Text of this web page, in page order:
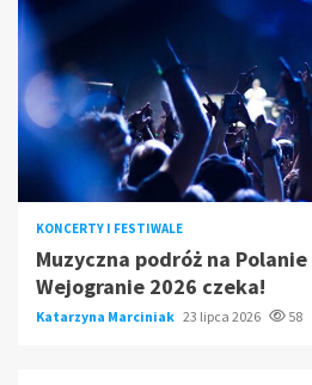
KONCERTY I FESTIWALE
Muzyczna podróż na
Wejogranie 2026 czeka!
Katarzyna Marciniak 23 lipca 2026 58